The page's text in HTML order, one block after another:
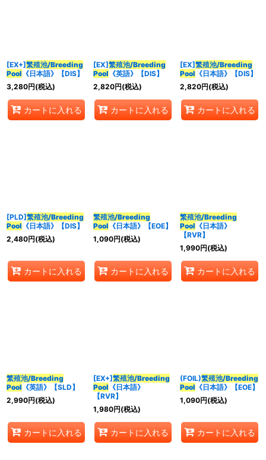
特集:
絞り込む
[EX+]繁殖池/Breeding
Pool 《日本語》【DIS】
3,280円(税込)
カートに入れる
[EX]繁殖池/Breeding
Pool 《英語》【DIS】
2,820円(税込)
カートに入れる
[EX]繁殖池/Breeding
Pool 《日本語》【DIS】
2,820円(税込)
カートに入れる
[PLD]繁殖池/Breeding
Pool 《日本語》【DIS】
2,480円(税込)
カートに入れる
繁殖池/Breeding
Pool 《日本語》【EOE】
1,090円(税込)
カートに入れる
繁殖池/Breeding
Pool 《日本語》
【RVR】
1,990円(税込)
カートに入れる
繁殖池/Breeding
Pool 《英語》【SLD】
2,990円(税込)
カートに入れる
[EX+]繁殖池/Breeding
Pool 《日本語》
【RVR】
1,980円(税込)
カートに入れる
(FOIL)繁殖池/Breeding
Pool 《日本語》【EOE】
1,090円(税込)
カートに入れる